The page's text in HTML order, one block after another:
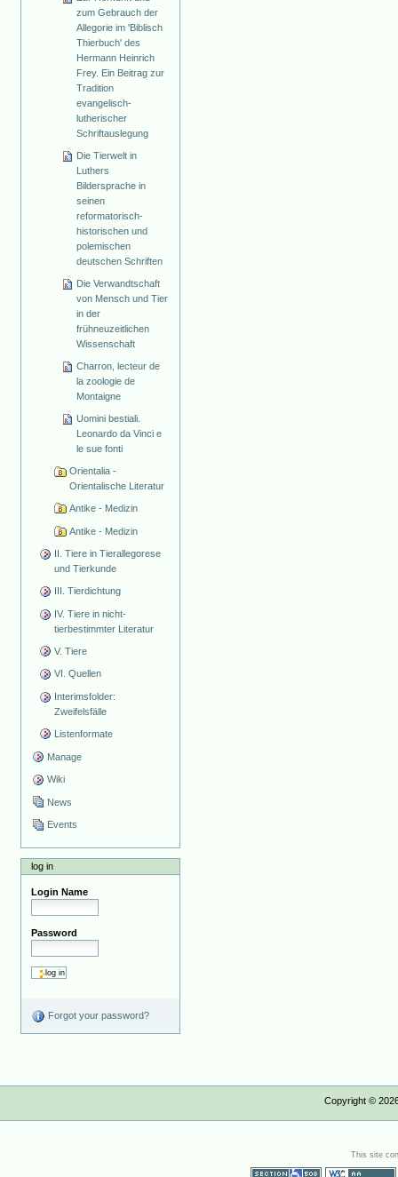
zum Gebrauch der
Allegorie im 'Biblisch
Thierbuch' des
Hermann Heinrich
Frey. Ein Beitrag zur
Tradition
evangelisch-
lutherischer
Schriftauslegung
Die Tierwelt in
Luthers
Bildersprache in
seinen
reformatorisch-
historischen und
polemischen
deutschen Schriften
Die Verwandtschaft
von Mensch und Tier
in der
frühneuzeitlichen
Wissenschaft
Charron, lecteur de
la zoologie de
Montaigne
Uomini bestiali.
Leonardo da Vinci e
le sue fonti
Orientalia -
Orientalische Literatur
Antike - Medizin
Antike - Medizin
II. Tiere in Tierallegorese
und Tierkunde
III. Tierdichtung
IV. Tiere in nicht-
tierbestimmter Literatur
V. Tiere
VI. Quellen
Interimsfolder:
Zweifelsfälle
Listenformate
Manage
Wiki
News
Events
log in
Login Name
Password
Forgot your password?
Copyright ©
This site